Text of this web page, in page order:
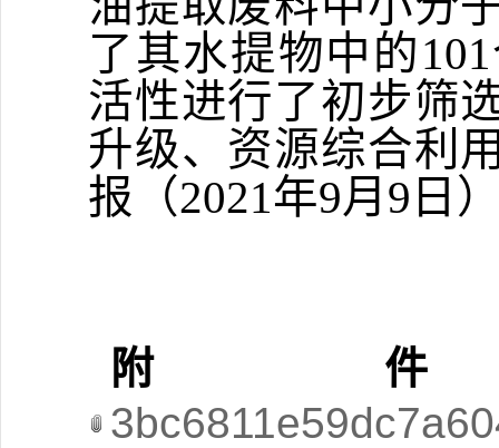
了其水提物中的101
活性进行了初步筛
升级、资源综合利
报（2021年9月 9 日
附